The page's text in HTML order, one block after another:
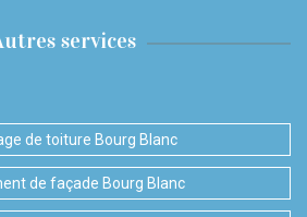
services
de toiture Bourg Blanc
de façade Bourg Blanc